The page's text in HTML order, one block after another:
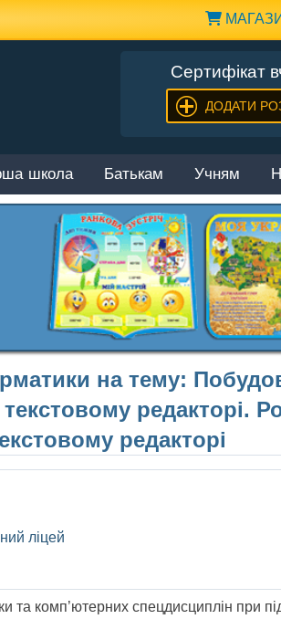
Сертифікат
ДОДАТИ
школа Батькам Учням
на тему:
редакторі.
редакторі
ліцей
комп’ютерних спецдисциплін при